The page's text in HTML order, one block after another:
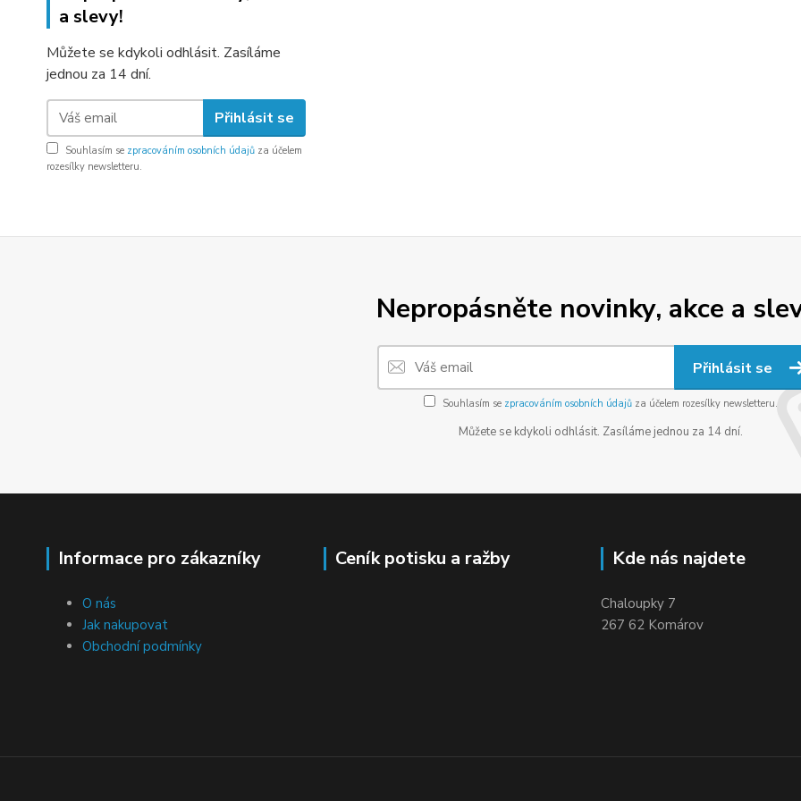
a slevy!
Můžete se kdykoli odhlásit. Zasíláme
jednou za 14 dní.
Přihlásit se
Souhlasím se zpracováním osobních údajů za účelem
rozesílky newsletteru.
Nepropásněte novinky, akce a
Přihlásit se
Souhlasím se zpracováním osobních údajů za účelem rozesílky newsletteru.
Můžete se kdykoli odhlásit. Zasíláme jednou za 14 dní.
Informace pro zákazníky
O nás
Jak nakupovat
Obchodní podmínky
Ceník potisku a ražby Kde nás najdete
Chaloupky 7
267 62 Komárov